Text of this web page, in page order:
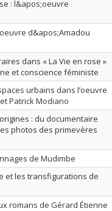
: l&apos;oeuvre
d&apos;Amadou
dans « La Vie en rose »
et conscience féministe
urbains dans l’oeuvre
Patrick Modiano
: du documentaire
photos des primevères
de Mudimbe
et les transfigurations de
romans de Gérard Étienne